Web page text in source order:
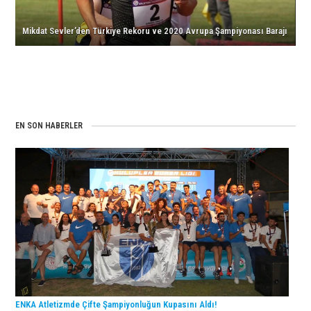
Barajı
için
Mikdat Sevler’den Türkiye Rekoru ve 2020 Avrupa Şampiyonası Barajı
Şampiyon
ENKA!
için
için
EN SON HABERLER
ENKA Atletizmde Çifte Şampiyonluğun Kupasını Aldı!